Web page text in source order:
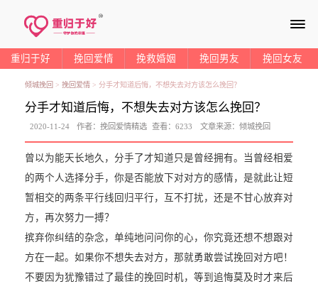
≡
重归于好 挽回爱情 挽救婚姻 挽回男友 挽回女友
倾城挽回 > 挽回爱情> 分手才知道后悔，不想失去对方该怎么挽回？
分手才知道后悔，不想失去对方该怎么挽回？
2020-11-24 作者：挽回爱情精选 查看：6233 文章来源： 倾城挽回
曾以为能天长地久，分手了才知道只是曾经拥有。当曾经相爱
的两个人选择分手，你是否能放下对对方的感情，是就此让短
暂相交的两条平行线回归平行，互不打扰，还是不甘心放弃对
方，再次努力一搏？
摈弃你纠结的杂念，单纯地问问你的心，你究竟还想不想跟对
方在一起。如果你不想失去对方，那就勇敢尝试挽回对方吧！
不要因为犹豫错过了最佳的挽回时机，等到追悔莫及时才来后